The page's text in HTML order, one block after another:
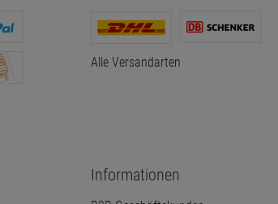
Alle Versandarten
Informationen